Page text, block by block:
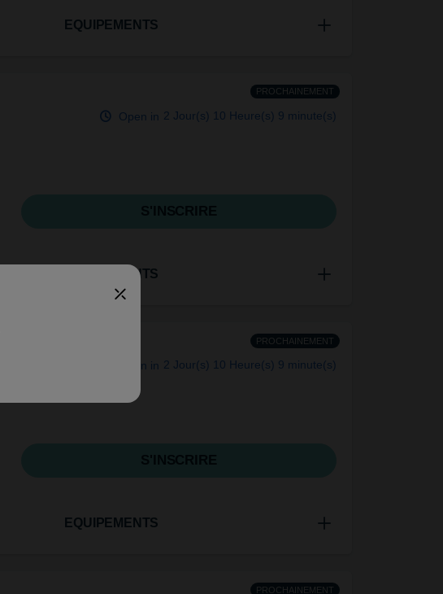
EQUIPEMENTS
PROCHAINEMENT
Open in 2 Jour(s) 10 Heure(s) 9 minute(s)
EQUIPEMENTS
PROCHAINEMENT
Open in 2 Jour(s) 10 Heure(s) 9 minute(s)
EQUIPEMENTS
PROCHAINEMENT